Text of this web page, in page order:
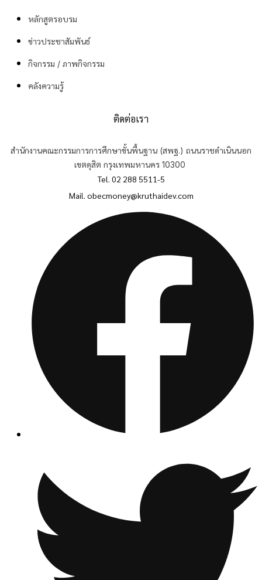
หลักสูตรอบรม
ข่าวประชาสัมพันธ์
กิจกรรม / ภาพกิจกรรม
คลังความรู้
ติดต่อเรา
สำนักงานคณะกรรมการการศึกษาขั้นพื้นฐาน (สพฐ.) ถนนราชดำเนินนอก
เขตดุสิต กรุงเทพมหานคร 10300
Tel. 02 288 5511-5
Mail. obecmoney@kruthaidev.com